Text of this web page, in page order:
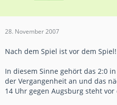
28. November 2007
Nach dem Spiel ist vor dem Spiel!
In diesem Sinne gehört das 2:0
der Vergangenheit an und das
14 Uhr gegen Augsburg steht vor